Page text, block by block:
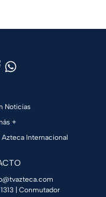
Noticias
+
Azteca Internacional
| Conmutador